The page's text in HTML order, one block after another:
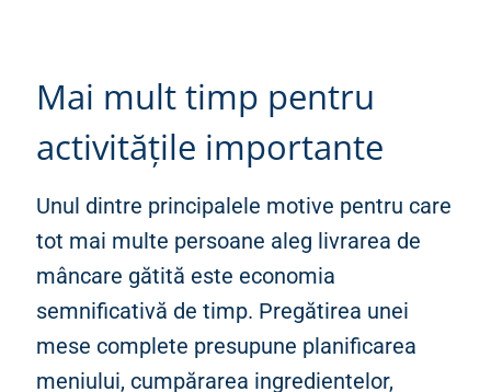
Mai mult timp pentru
activitățile importante
Unul dintre principalele motive pentru care
tot mai multe persoane aleg livrarea de
mâncare gătită este economia
semnificativă de timp. Pregătirea unei
mese complete presupune planificarea
meniului, cumpărarea ingredientelor,